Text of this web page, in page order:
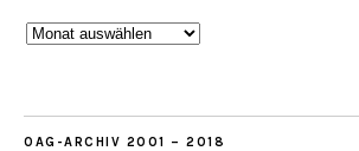
Beobachtungen
OAG-ARCHIV 2001 – 2018